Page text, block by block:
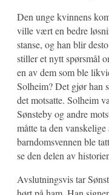
Den unge kvinnens
ville vært en bedre
stanse, og han blir
stiller et nytt spørsmål
en av dem som ble
Solheim? Det gjør han
det motsatte. Solheim
Sønsteby og andre
måtte ta den
barndomsvennen ble
se den delen av
Avslutningsvis tar